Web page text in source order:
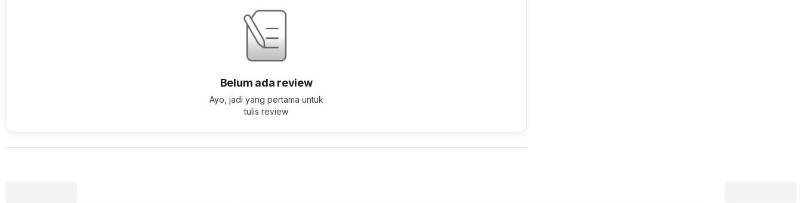
Belum ada review
Ayo, jadi yang pertama untuk
tulis review